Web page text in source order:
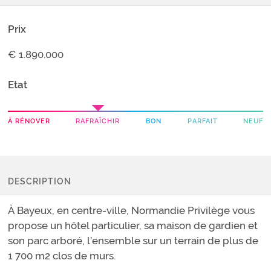
Prix
€ 1.890.000
Etat
À RÉNOVER RAFRAÎCHIR BON PARFAIT NEUF
DESCRIPTION
À Bayeux, en centre-ville, Normandie Privilège vous
propose un hôtel particulier, sa maison de gardien et
son parc arboré, l’ensemble sur un terrain de plus de
1 700 m2 clos de murs.